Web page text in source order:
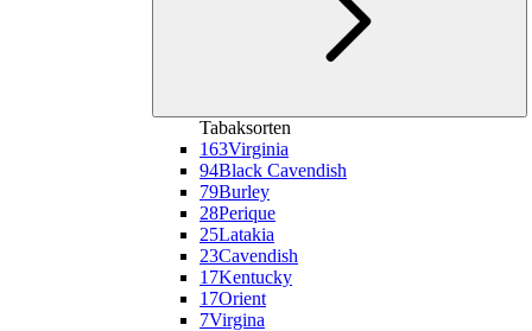
Tabaksorten
163Virginia
94Black Cavendish
79Burley
28Perique
25Latakia
23Cavendish
17Kentucky
17Orient
7Virgina